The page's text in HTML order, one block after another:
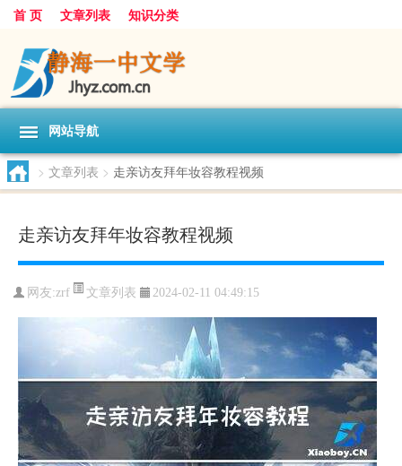
首 页 文章列表 知识分类
网站导航
> 文章列表 > 走亲访友拜年妆容教程视频
走亲访友拜年妆容教程视频
网友:zrf 文章列表 2024-02-11 04:49:15